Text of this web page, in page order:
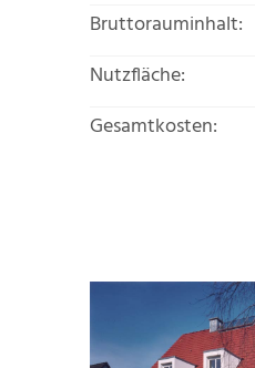
Bruttorauminhalt:
Nutzfläche:
Gesamtkosten: